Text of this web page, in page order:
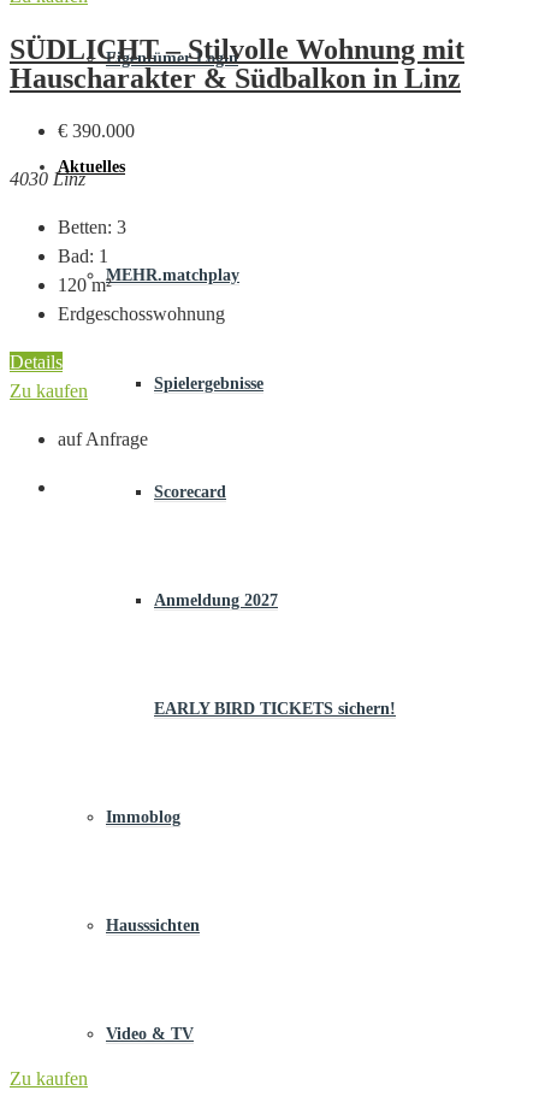
Eigentümer Login
Aktuelles
MEHR.matchplay
Spielergebnisse
Scorecard
Anmeldung 2027
EARLY BIRD TICKETS sichern!
Immoblog
Hausssichten
Video & TV
SÜDLICHT – Stilvolle Wohnung mit
Hauscharakter & Südbalkon in Linz
€ 390.000
4030 Linz
Betten: 3
Bad: 1
120 m²
Erdgeschosswohnung
Details
Zu kaufen
auf Anfrage
Zu kaufen